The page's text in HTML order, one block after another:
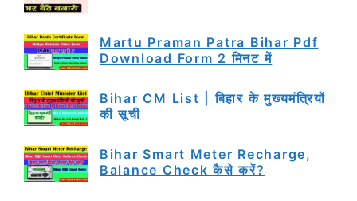
Martu Praman Patra Bihar Pdf
Download Form 2 मिनट में
Bihar CM List | बिहार के मुख्यमंत्रियों
की सूची
Bihar Smart Meter Recharge,
Balance Check कैसे करें?